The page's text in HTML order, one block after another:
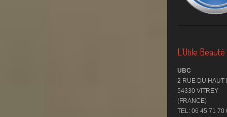
L’Utile
UBC
2 RUE DU HAUT
54330 VITREY
(FRANCE)
TEL: 06 45 71 70